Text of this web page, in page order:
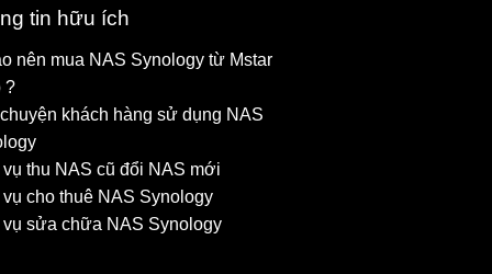
tin hữu ích
nên mua NAS Synology từ Mstar
?
khách hàng sử dụng NAS
vụ thu NAS cũ đổi NAS mới
vụ cho thuê NAS Synology
vụ sửa chữa NAS Synology